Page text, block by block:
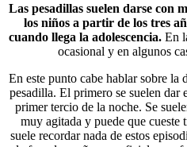
Las pesadillas suelen darse con
los niños a partir de los tres
cuando llega la adolescencia. En
ocasional y en algunos
En este punto cabe hablar sobre
pesadilla. El primero se suelen dar
primer tercio de la noche. Se
muy agitada y puede que cueste
suele recordar nada de estos